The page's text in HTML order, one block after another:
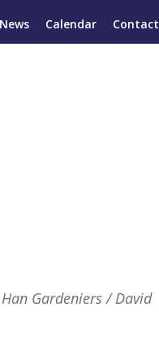
News Calendar Contact
Gardeniers / David